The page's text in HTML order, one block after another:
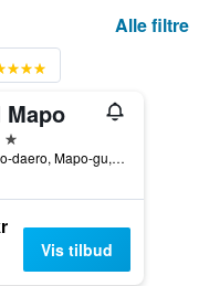
Alle filtre
Mapo
92, Mapo-daero, Mapo-gu, Seoul, Sør-Korea
Vis tilbud